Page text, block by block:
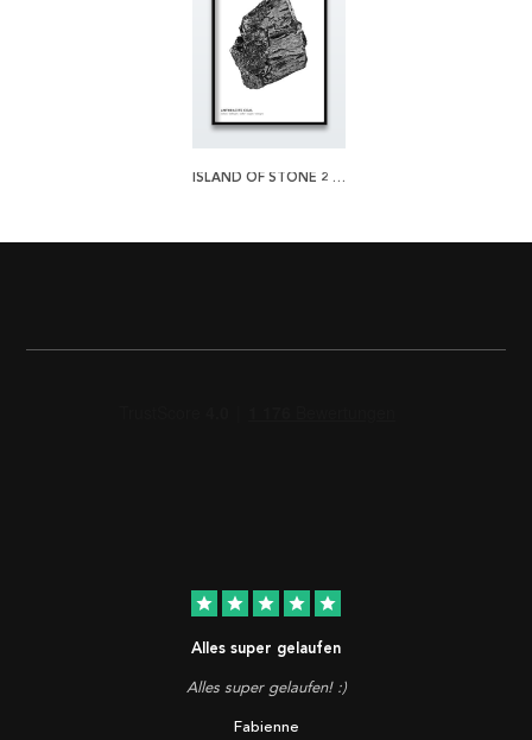
ISLAND OF STONE 2 POSTER
star star star star star
Alles super gelaufen
Alles super gelaufen! :)
Fabienne